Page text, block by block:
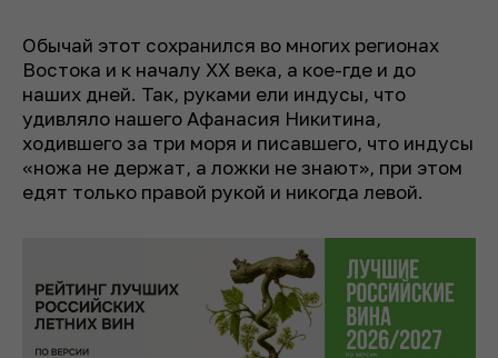
Обычай этот сохранился во многих регионах
Востока и к началу XX века, а кое-где и до
наших дней. Так, руками ели индусы, что
удивляло нашего Афанасия Никитина,
ходившего за три моря и писавшего, что индусы
«ножа не держат, а ложки не знают», при этом
едят только правой рукой и никогда левой.